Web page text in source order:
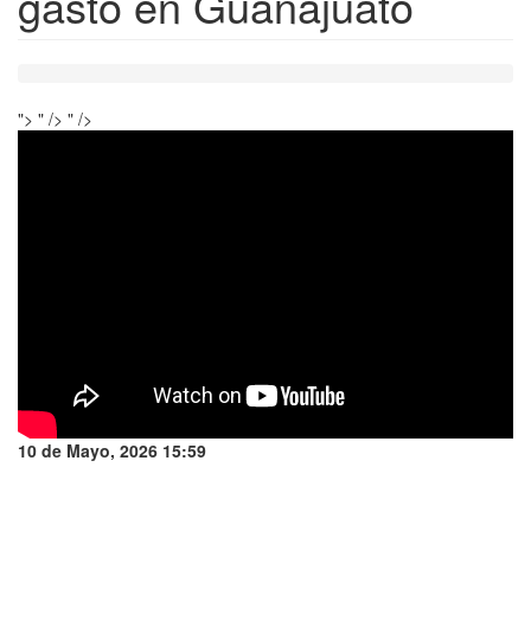
"> " /> " />
10 de Mayo, 2026 15:59